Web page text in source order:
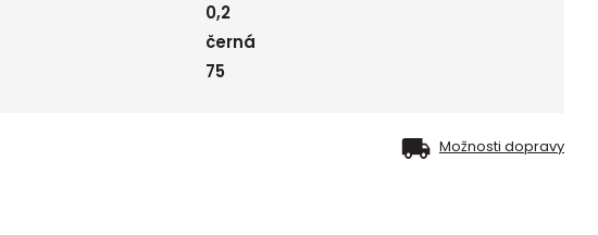
0,2
černá
75
Možnosti dopravy